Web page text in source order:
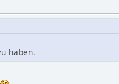
haben.